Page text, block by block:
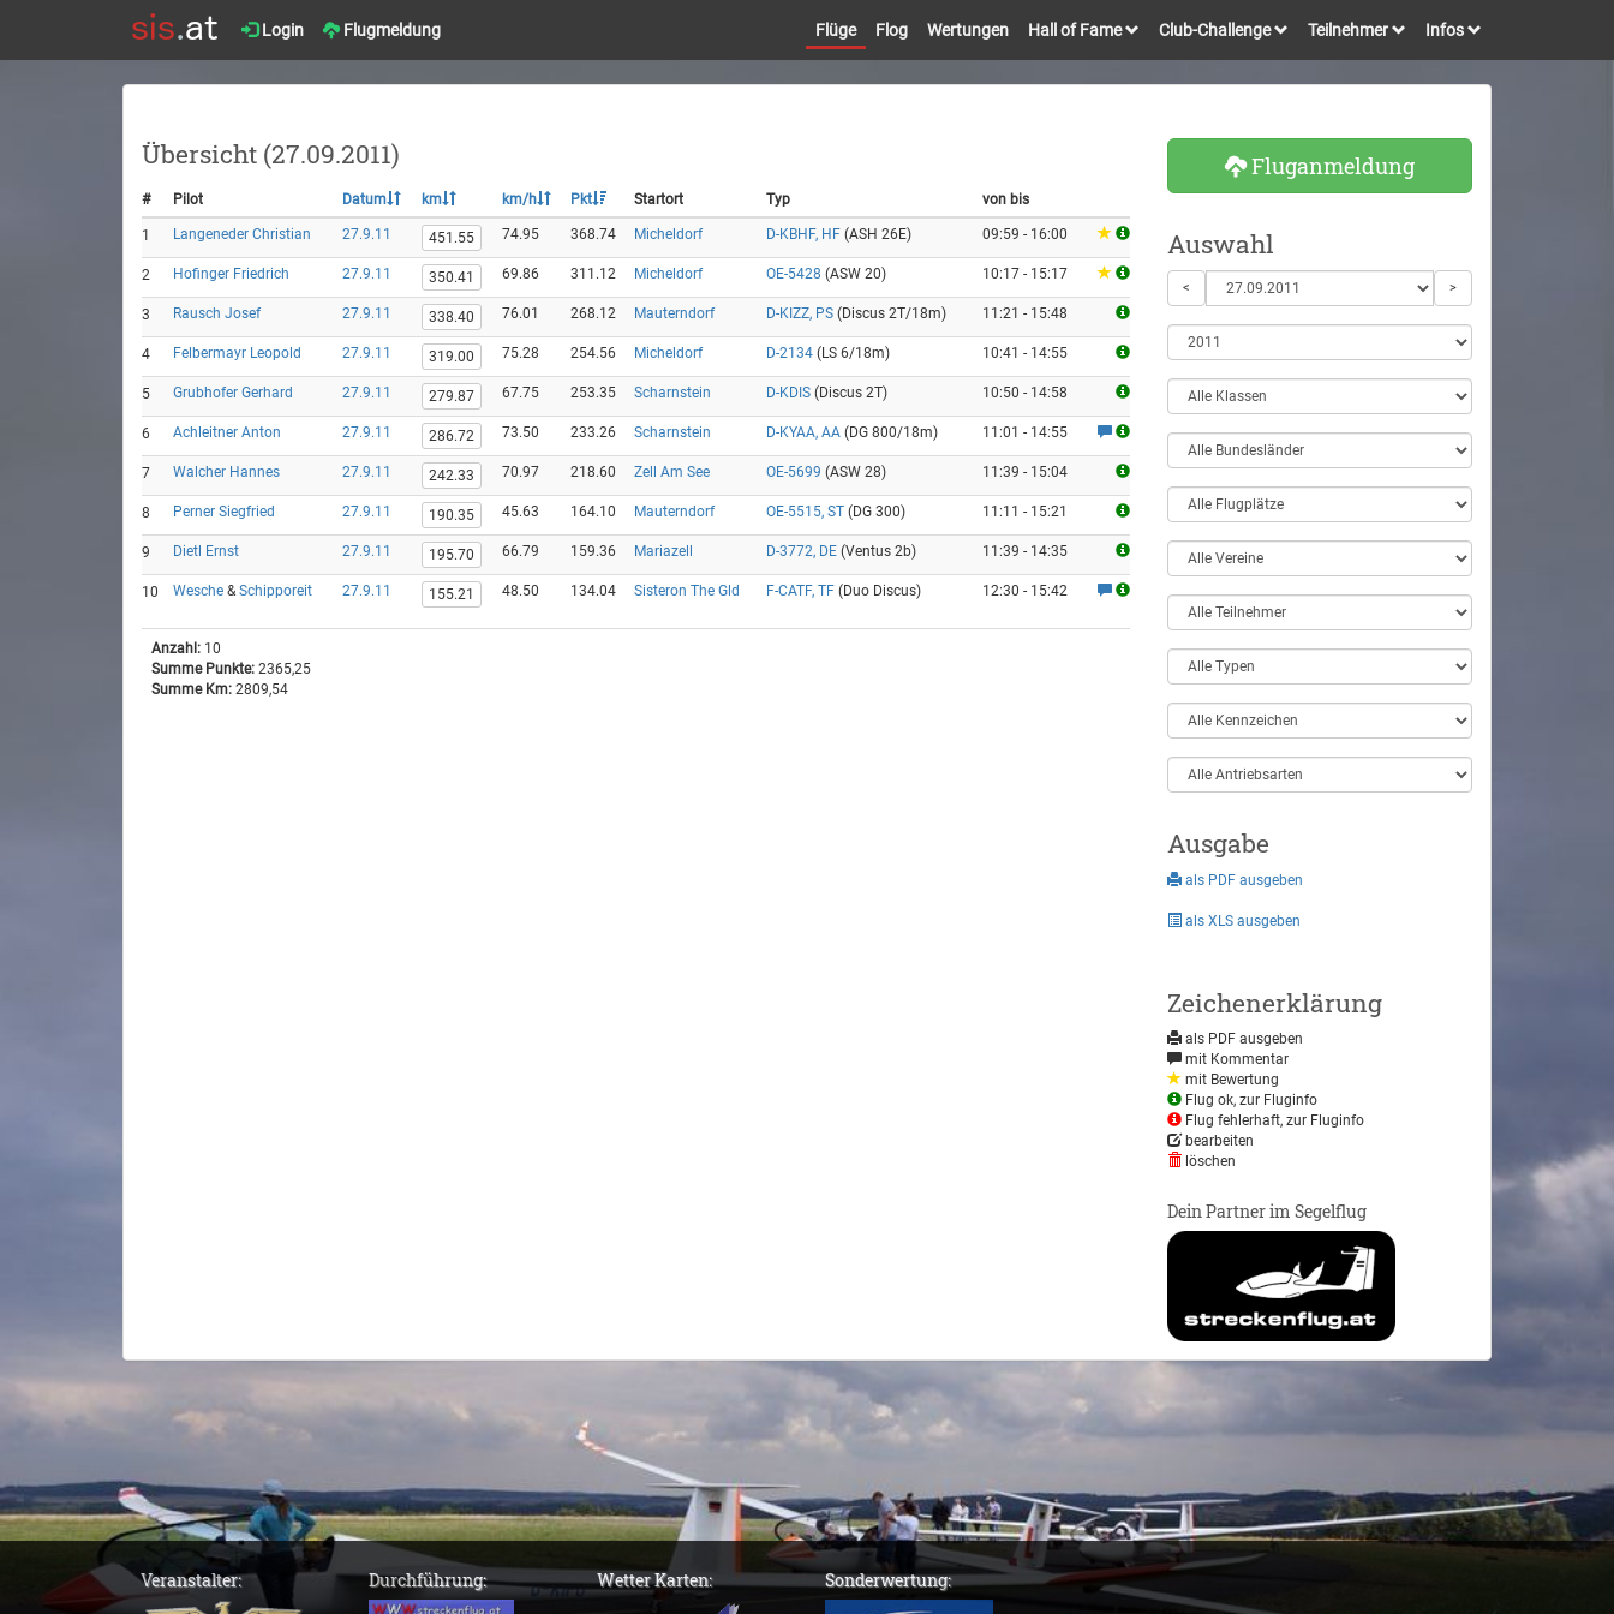
Login Flugmeldung Flüge Flog Wertungen Hall of Fame Club-Challenge Teilnehmer Infos
Fluganmeldung
Auswahl
< >
Ausgabe
als PDF ausgeben
als XLS ausgeben
Zeichenerklärung
als PDF ausgeben
mit Kommentar
mit Bewertung
Flug ok, zur Fluginfo
Flug fehlerhaft, zur Fluginfo
bearbeiten
löschen
Dein Partner im Segelflug
Übersicht (27.09.2011)
# Pilot Datum km km/h Pkt Startort Typ von bis
1 Langeneder Christian 27.9.11 451.55 74.95 368.74 Micheldorf D-KBHF, HF (ASH 26E) 09:59 - 16:00
2 Hofinger Friedrich 27.9.11 350.41 69.86 311.12 Micheldorf OE-5428 (ASW 20) 10:17 - 15:17
3 Rausch Josef 27.9.11 338.40 76.01 268.12 Mauterndorf D-KIZZ, PS (Discus 2T/18m) 11:21 - 15:48
4 Felbermayr Leopold 27.9.11 319.00 75.28 254.56 Micheldorf D-2134 (LS 6/18m) 10:41 - 14:55
5 Grubhofer Gerhard 27.9.11 279.87 67.75 253.35 Scharnstein D-KDIS (Discus 2T) 10:50 - 14:58
6 Achleitner Anton 27.9.11 286.72 73.50 233.26 Scharnstein D-KYAA, AA (DG 800/18m) 11:01 - 14:55
7 Walcher Hannes 27.9.11 242.33 70.97 218.60 Zell Am See OE-5699 (ASW 28) 11:39 - 15:04
8 Perner Siegfried 27.9.11 190.35 45.63 164.10 Mauterndorf OE-5515, ST (DG 300) 11:11 - 15:21
9 Dietl Ernst 27.9.11 195.70 66.79 159.36 Mariazell D-3772, DE (Ventus 2b) 11:39 - 14:35
10 Wesche &Schipporeit 27.9.11 155.21 48.50 134.04 Sisteron The Gld F-CATF, TF (Duo Discus) 12:30 - 15:42
Anzahl: 10
Summe Punkte: 2365,25
Summe Km: 2809,54
Veranstalter: Durchführung: Wetter Karten: Sonderwertung: